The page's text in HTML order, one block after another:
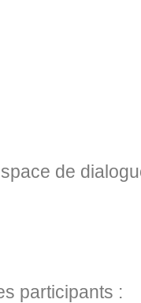
de
participants :